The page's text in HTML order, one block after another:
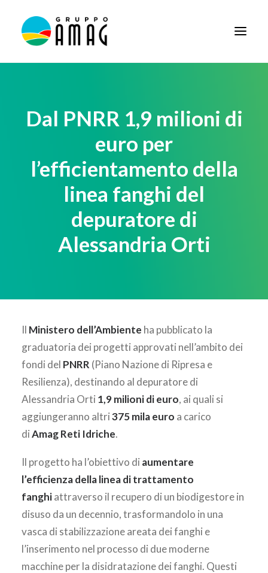
IL GRUPPO
SOCIETÀ TRASPARENTE
FORNITORI
Dal PNRR 1,9 milioni di
euro per
l’efficientamento della
linea fanghi del
depuratore di
Alessandria Orti
Il Ministero dell’Ambiente ha pubblicato la
graduatoria dei progetti approvati nell’ambito dei
fondi del PNRR (Piano Nazione di Ripresa e
Resilienza), destinando al depuratore di
Alessandria Orti 1,9 milioni di euro, ai quali si
aggiungeranno altri375 mila euro a carico
diAmag Reti Idriche.
Il progetto ha l’obiettivo di aumentare
l’efficienza della linea di trattamento
fanghiattraverso il recupero di un biodigestore in
disuso da un decennio, trasformandolo in una
vasca di stabilizzazione areata dei fanghi e
l’inserimento nel processo di due moderne
macchine per la disidratazione dei fanghi. Questi